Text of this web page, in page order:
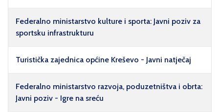
Federalno ministarstvo kulture i sporta: Javni poziv za
sportsku infrastrukturu
Turistička zajednica općine Kreševo - Javni natječaj
Federalno ministarstvo razvoja, poduzetništva i obrta:
Javni poziv - Igre na sreću